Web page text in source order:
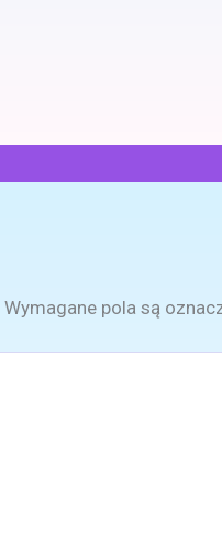
Wymagane pola są